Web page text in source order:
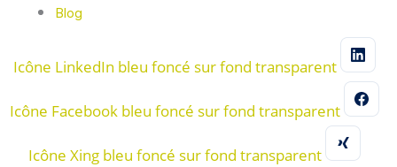
Blog
Icône LinkedIn bleu foncé sur fond transparent
Icône Facebook bleu foncé sur fond transparent
Icône Xing bleu foncé sur fond transparent